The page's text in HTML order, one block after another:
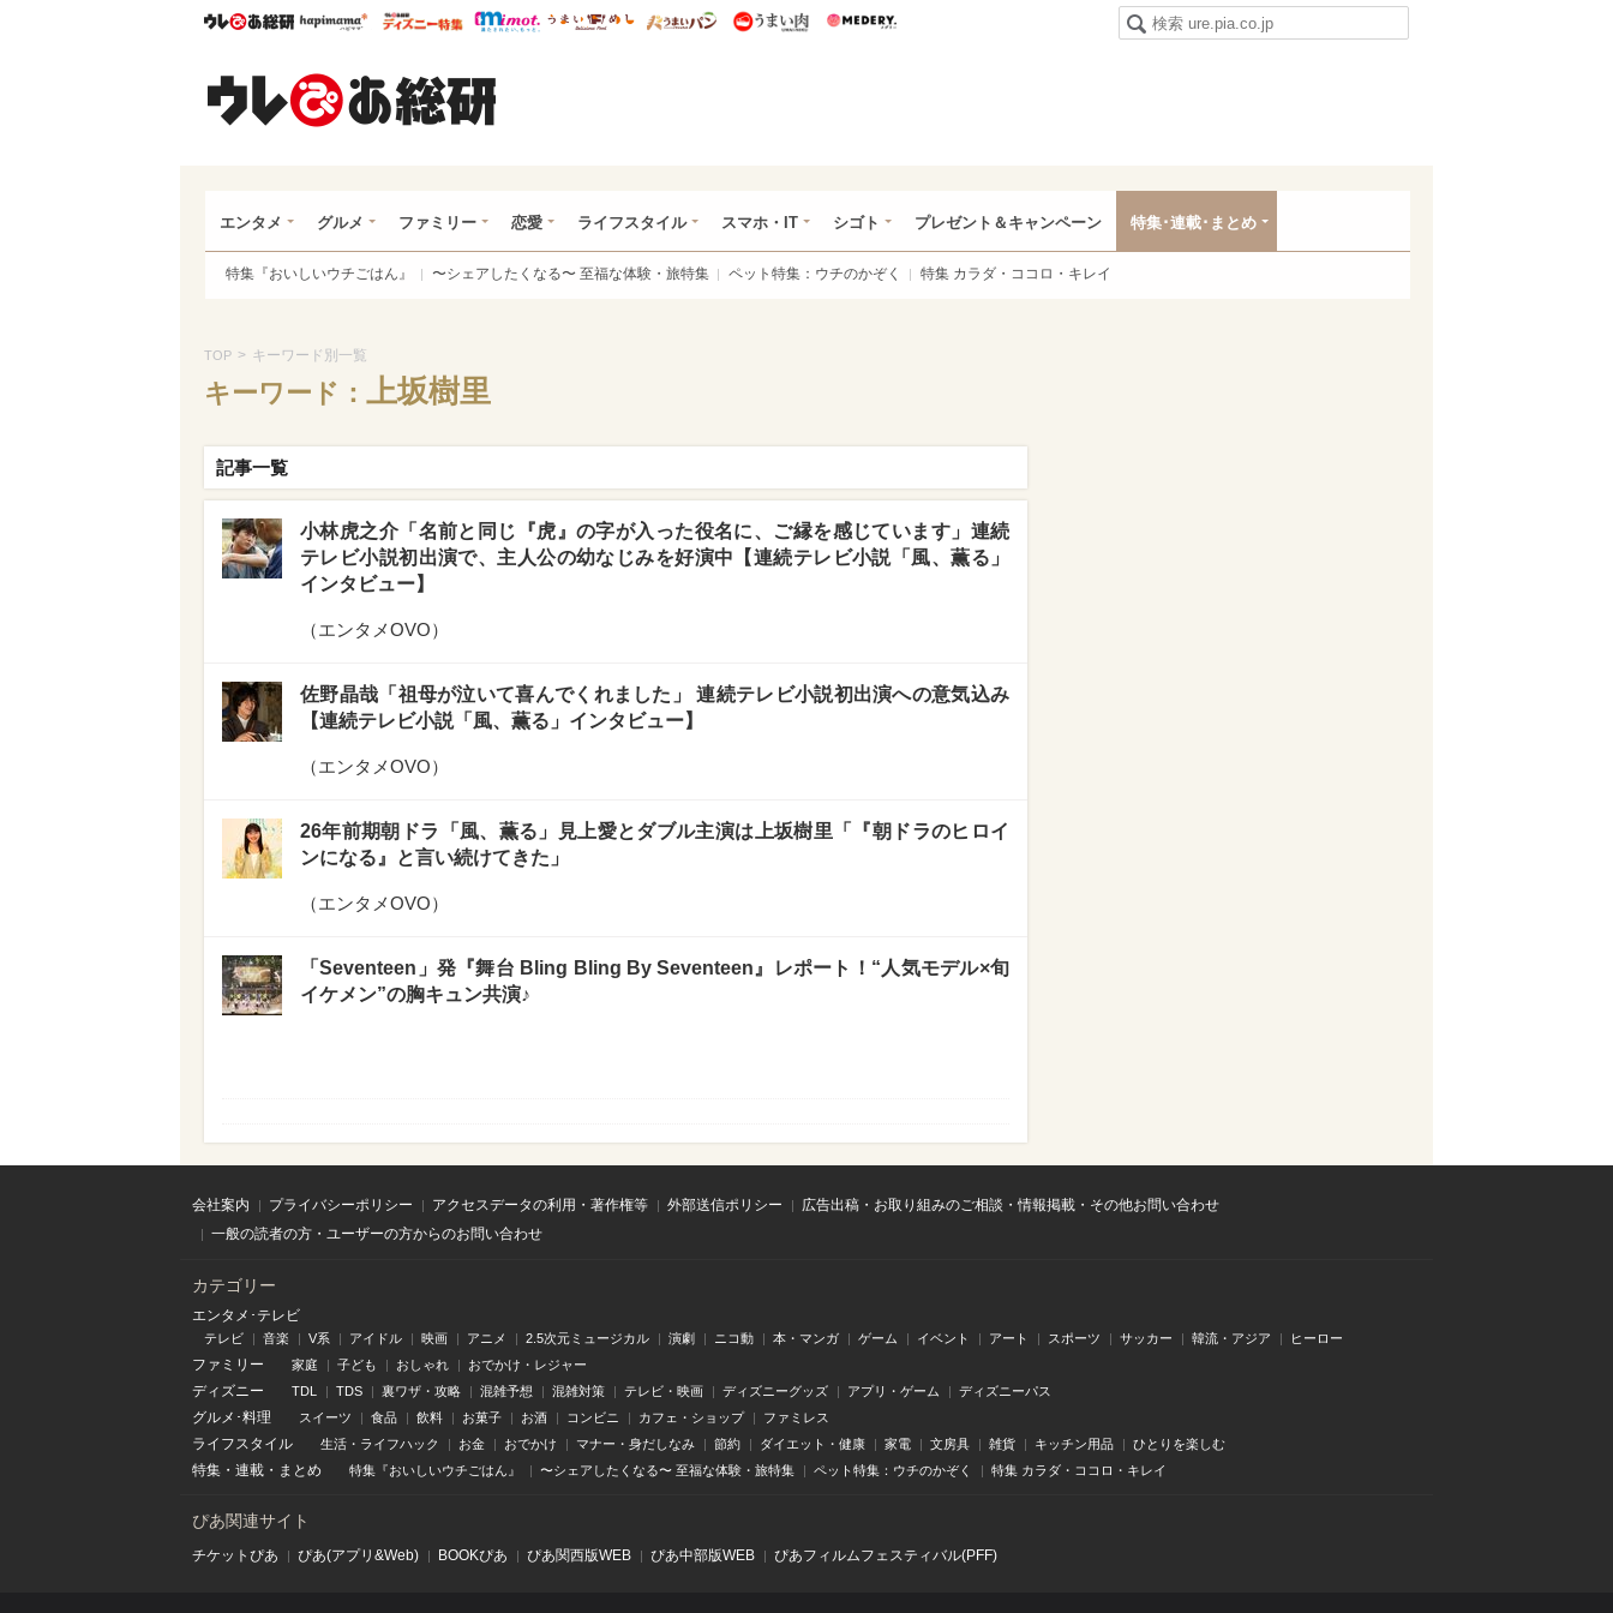
ウレぴあ総研ハピママ* ウレぴあ総研 ディズニー特集
mimot. うまいめし うまいパン うまい肉
エンタメ グルメ ファミリー 恋愛 ライフスタイル スマホ・IT シゴト プレゼント＆キャンペーン 特集･連載･まとめ
特集『おいしいウチごはん』 〜シェアしたくなる〜 至福な体験・旅特集 ペット特集：ウチのかぞく 特集 カラダ・ココロ・キレイ
TOP > キーワード別一覧
キーワード： 上坂樹里
記事一覧
小林虎之介「名前と同じ『虎』の字が入った役名に、ご縁を感じています」連続
テレビ小説初出演で、主人公の幼なじみを好演中【連続テレビ小説「風、薫る」
インタビュー】
（エンタメOVO）
佐野晶哉「祖母が泣いて喜んでくれました」 連続テレビ小説初出演への意気込み
【連続テレビ小説「風、薫る」インタビュー】
（エンタメOVO）
26年前期朝ドラ「風、薫る」見上愛とダブル主演は上坂樹里「『朝ドラのヒロイ
ンになる』と言い続けてきた」
（エンタメOVO）
「Seventeen」発『舞台 Bling Bling By Seventeen』レポート！“人気モデル×旬
イケメン”の胸キュン共演♪
会社案内 プライバシーポリシー アクセスデータの利用・著作権等 外部送信ポリシー
広告出稿・お取り組みのご相談・情報掲載・その他お問い合わせ
一般の読者の方・ユーザーの方からのお問い合わせ
カテゴリー
エンタメ･テレビ
テレビ 音楽 V系 アイドル 映画 アニメ 2.5次元ミュージカル 演劇 ニコ動 本・マンガ ゲーム イベント アート スポーツ サッカー 韓流・アジア ヒーロー
ファミリー 家庭 子ども おしゃれ おでかけ・レジャー
ディズニー TDL TDS 裏ワザ・攻略 混雑予想 混雑対策 テレビ・映画 ディズニーグッズ アプリ・ゲーム ディズニーパス
グルメ･料理 スイーツ 食品 飲料 お菓子 お酒 コンビニ カフェ・ショップ ファミレス
ライフスタイル 生活・ライフハック お金 おでかけ マナー・身だしなみ 節約 ダイエット・健康 家電 文房具 雑貨 キッチン用品 ひとりを楽しむ
特集 ・ 連載 ・ まとめ 特集『おいしいウチごはん』 〜シェアしたくなる〜 至福な体験・旅特集 ペット特集：ウチのかぞく 特集 カラダ・ココロ・キレイ
ぴあ関連サイト
チケットぴあ ぴあ(アプリ&Web) BOOKぴあ ぴあ関⻄版WEB ぴあ中部版WEB ぴあフィルムフェスティバル(PFF)